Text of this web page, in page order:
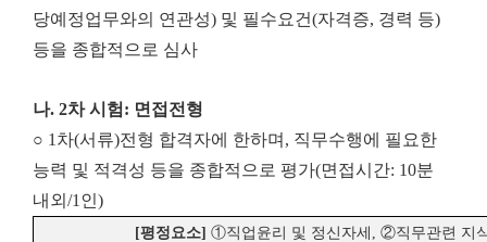
당예정업무와의 연관성) 및 필수요건(자격증, 경력 등)
등을 종합적으로 심사
나. 2차 시험: 면접전형
○ 1차(서류)전형 합격자에 한하며, 직무수행에 필요한
능력 및 적격성 등을 종합적으로 평가(면접시간: 10분
내외/1인)
[평정요소]①직업윤리 및 정신자세 ,②직무관련 지